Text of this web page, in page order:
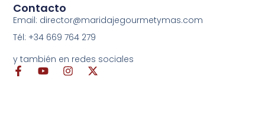
Contacto
Email: director@maridajegourmetymas.com
Tél: +34 669 764 279
y también en redes sociales